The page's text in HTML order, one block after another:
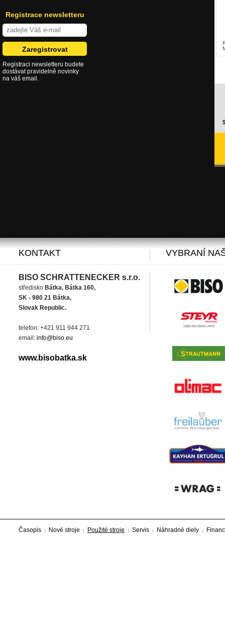
Registrace newsletteru
Registraci newsletteru budete
dostávat pravidelně novinky
na váš email.
KONTAKT
BISO SCHRATTENECKER s.r.o.
středisko Bátka, Bátka 160,
SK - 980 21 Bátka,
Slovak Republic.
telefon: +421 911 944 271
email: info@biso.eu
www.bisobatka.sk
VYBRANÍ
Časopis Nové stroje Použité stroje Servis Náhradné diely